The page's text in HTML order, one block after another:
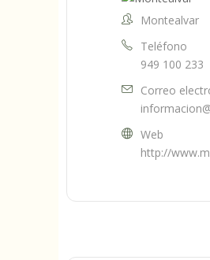
Montealvar
Teléfono
949 100 233
Correo
Web
http://